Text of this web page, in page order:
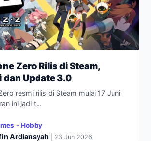
Zero Rilis di Steam,
dan Update 3.0
resmi rilis di Steam mulai 17 Juni
ini jadi t...
- Hobby
Ardiansyah | 23 Jun 2026